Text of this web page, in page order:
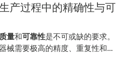
产过程中的精确性与可
质量和可靠性是不可或缺的要求。
械需要极高的精度、重复性和可
可能影响最终产品的性能。因